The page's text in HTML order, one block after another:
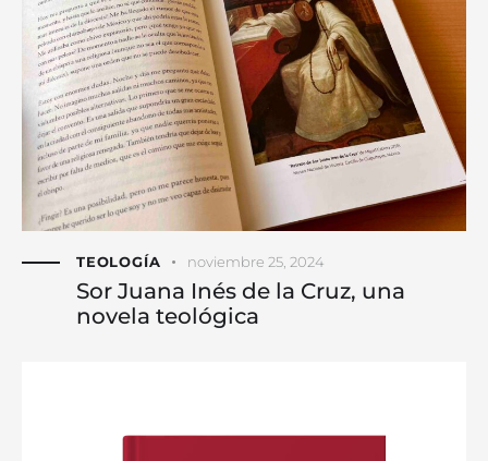
TEOLOGÍA noviembre 25, 2024
Sor Juana Inés de la Cruz, una
novela teológica